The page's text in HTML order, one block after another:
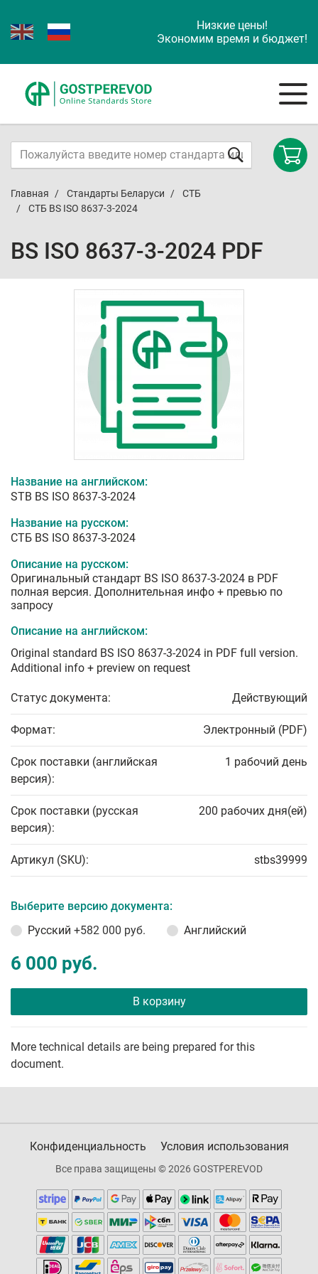
Низкие цены!
Экономим время и бюджет!
Главная Стандарты Беларуси
СТБ
СТБ BS ISO 8637-3-2024
BS ISO 8637-3-2024 PDF
Название на английском:
STB BS ISO 8637-3-2024
Название на русском:
СТБ BS ISO 8637-3-2024
Описание на русском:
Оригинальный стандарт BS ISO 8637-3-2024 в PDF
полная версия. Дополнительная инфо + превью по
запросу
Описание на английском:
Original standard BS ISO 8637-3-2024 in PDF full version.
Additional info + preview on request
Статус документа: Действующий
Формат: Электронный (PDF)
Срок поставки (английская
версия):
1 рабочий день
Срок поставки (русская
версия):
200 рабочих дня(ей)
Артикул (SKU): stbs39999
Выберите версию документа:
Русский +582 000 руб. Английский
6 000 руб.
В корзину
More technical details are being prepared for this
document.
Конфиденциальность Условия использования
Все права защищены © 2026 GOSTPEREVOD